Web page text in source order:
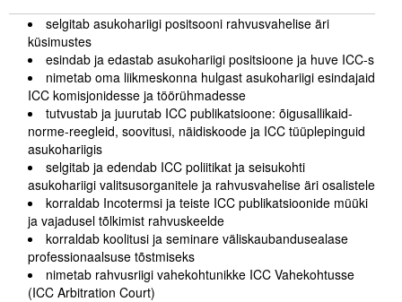
selgitab asukohariigi positsooni rahvusvahelise äri
küsimustes
esindab ja edastab asukohariigi positsioone ja huve ICC-s
nimetab oma liikmeskonna hulgast asukohariigi esindajaid
ICC komisjonidesse ja töörühmadesse
tutvustab ja juurutab ICC publikatsioone: õigusallikaid-
norme-reegleid, soovitusi, näidiskoode ja ICC tüüplepinguid
asukohariigis
selgitab ja edendab ICC poliitikat ja seisukohti
asukohariigi valitsusorganitele ja rahvusvahelise äri osalistele
korraldab Incotermsi ja teiste ICC publikatsioonide müüki
ja vajadusel tõlkimist rahvuskeelde
korraldab koolitusi ja seminare väliskaubandusealase
professionaalsuse tõstmiseks
nimetab rahvusriigi vahekohtunikke ICC Vahekohtusse
(ICC Arbitration Court)